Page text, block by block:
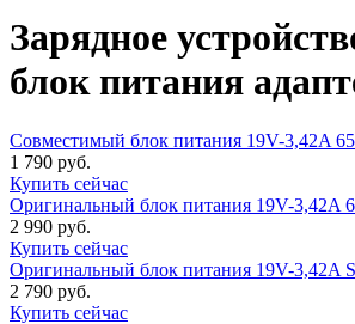
Зарядное
блок питания
Совместимый блок питания 19V-3,42A
1 790 руб.
Купить сейчас
Оригинальный блок питания 19V-3,42A
2 990 руб.
Купить сейчас
Оригинальный блок питания 19V-3,42A
2 790 руб.
Купить сейчас